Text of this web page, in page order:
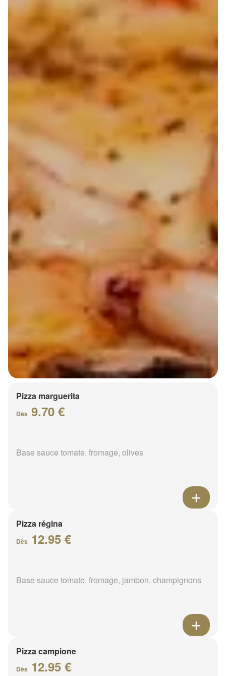
Pizza marguerita
Dès 9.70 €
Base sauce tomate, fromage, olives
Pizza régina
Dès 12.95 €
Base sauce tomate, fromage, jambon, champignons
Pizza campione
Dès 12.95 €